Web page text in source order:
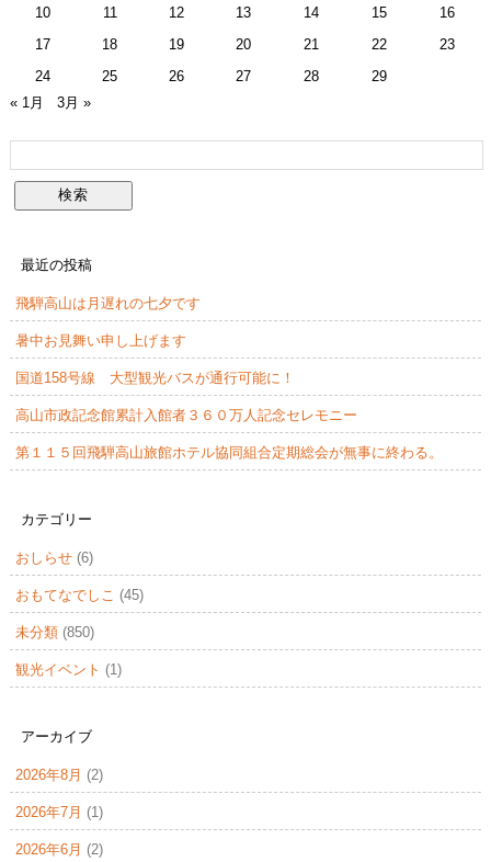
10
11 12 13 14 15
16
17
18 19 20 21 22
23
24
25 26 27 28
29
« 1月
3月 »
最近の投稿
飛騨高山は月遅れの七夕です
暑中お見舞い申し上げます
国道158号線 大型観光バスが通行可能に！
高山市政記念館累計入館者３６０万人記念セレモニー
第１１５回飛騨高山旅館ホテル協同組合定期総会が無事に終わる。
カテゴリー
おしらせ(6)
おもてなでしこ (45)
未分類(850)
観光イベント (1)
アーカイブ
2026年8月 (2)
2026年7月 (1)
2026年6月 (2)